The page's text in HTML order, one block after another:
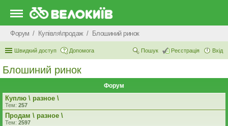
Форум Купівля\продаж Блошиний ринок
Швидкий доступ Допомога Вхід
Реєстрація
Пошук
Блошиний ринок
Форум
Куплю \ разное \
Тем: 257
Продам \ разное \
Тем: 2597